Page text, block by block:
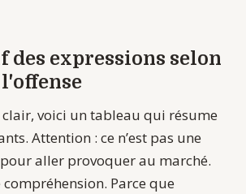
des expressions selon
voici un tableau qui résume
Attention : ce n’est pas une
aller provoquer au marché.
compréhension. Parce que